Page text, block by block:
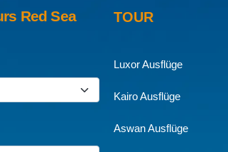
Red Sea TOUR
Luxor Ausflüge
Kairo Ausflüge
Aswan Ausflüge